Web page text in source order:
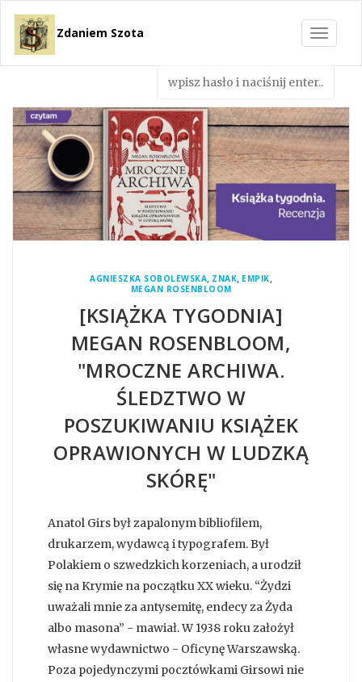
Toggle
Zdaniem Szota
AGNIESZKA SOBOLEWSKA, ZNAK, EMPIK,
MEGAN ROSENBLOOM
[KSIĄŻKA TYGODNIA]
MEGAN ROSENBLOOM,
"MROCZNE ARCHIWA.
ŚLEDZTWO W
POSZUKIWANIU KSIĄŻEK
OPRAWIONYCH W LUDZKĄ
SKÓRĘ"
Anatol Girs był zapalonym bibliofilem,
drukarzem, wydawcą i typografem. Był
Polakiem o szwedzkich korzeniach, a urodził
się na Krymie na początku XX wieku. “Żydzi
uważali mnie za antysemitę, endecy za Żyda
albo masona” - mawiał. W 1938 roku założył
własne wydawnictwo - Oficynę Warszawską.
Poza pojedynczymi pocztówkami Girsowi nie